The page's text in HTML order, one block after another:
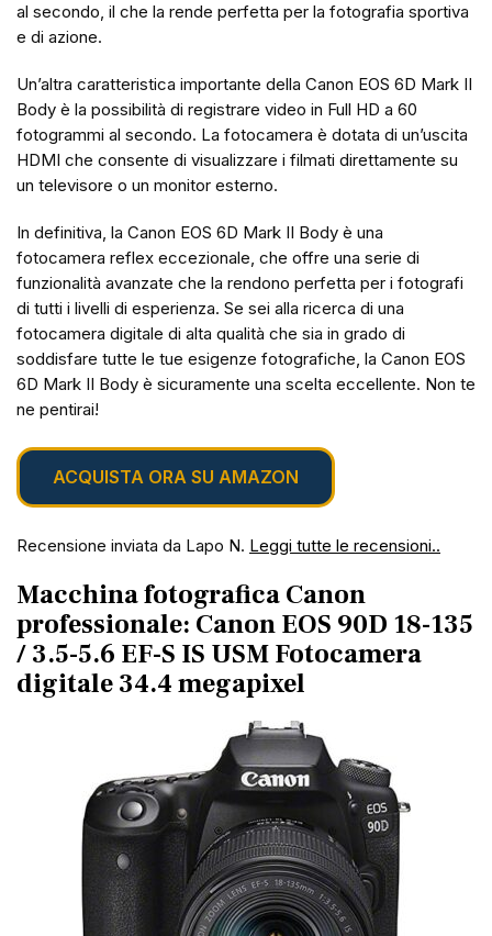
al secondo, il che la rende perfetta per la fotografia sportiva
e di azione.
Un’altra caratteristica importante della Canon EOS 6D Mark II
Body è la possibilità di registrare video in Full HD a 60
fotogrammi al secondo. La fotocamera è dotata di un’uscita
HDMI che consente di visualizzare i filmati direttamente su
un televisore o un monitor esterno.
In definitiva, la Canon EOS 6D Mark II Body è una
fotocamera reflex eccezionale, che offre una serie di
funzionalità avanzate che la rendono perfetta per i fotografi
di tutti i livelli di esperienza. Se sei alla ricerca di una
fotocamera digitale di alta qualità che sia in grado di
soddisfare tutte le tue esigenze fotografiche, la Canon EOS
6D Mark II Body è sicuramente una scelta eccellente. Non te
ne pentirai!
ACQUISTA ORA SU AMAZON
Recensione inviata da Lapo N. Leggi tutte le recensioni..
Macchina fotografica Canon
professionale: Canon EOS 90D 18-135
/ 3.5-5.6 EF-S IS USM Fotocamera
digitale 34.4 megapixel